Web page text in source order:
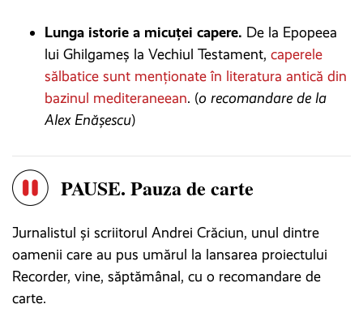
Lunga istorie a micuței capere. De la Epopeea
lui Ghilgameș la Vechiul Testament, caperele
sălbatice sunt menționate în literatura antică din
bazinul mediteraneean. (o recomandare de la
Alex Enășescu)
PAUSE. Pauza de carte
Jurnalistul și scriitorul Andrei Crăciun, unul dintre
oamenii care au pus umărul la lansarea proiectului
Recorder, vine, săptămânal, cu o recomandare de
carte.